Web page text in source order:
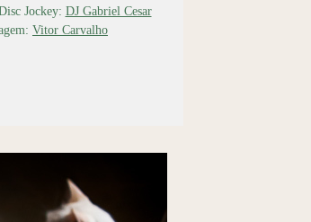
Jockey: DJ Gabriel Cesar
Vitor Carvalho